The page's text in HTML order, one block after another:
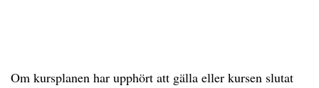
Om kursplanen har upphört att gälla eller kursen slutat